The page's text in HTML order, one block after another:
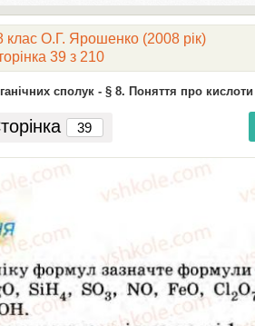
клас О.Г. Ярошенко (2008 рік)
39 з 210
сполук - § 8. Поняття про кислоти